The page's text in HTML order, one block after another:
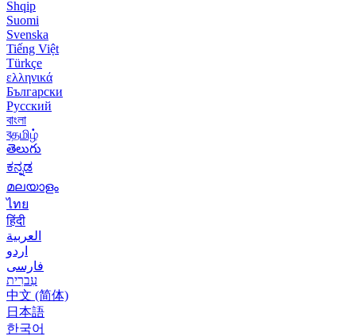
Shqip
Suomi
Svenska
Tiếng Việt
Türkçe
ελληνικά
Български
Русский
বাংলা
বதமிழ்
తెలుగు
ಕನ್ನಡ
മലയാളം
ไทย
हिंदी
العربية
اردو
فارسی
עִברִית
中文 (简体)
日本語
한국어